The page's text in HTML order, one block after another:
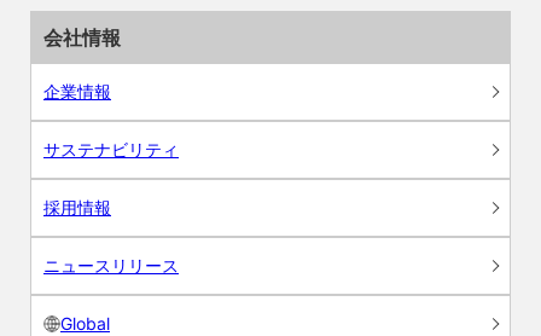
会社情報
企業情報
サステナビリティ
採用情報
ニュースリリース
Global